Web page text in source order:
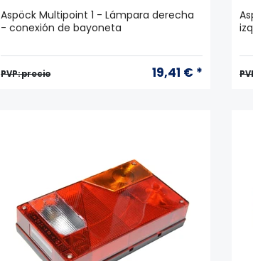
Aspöck Multipoint 1 - Lámpara derecha
- conexión de bayoneta
PVP: precio 19,41 € *